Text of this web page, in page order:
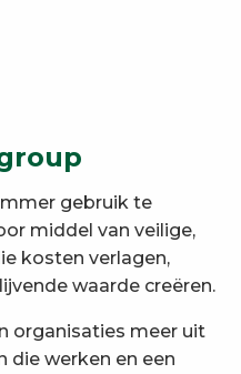
gebruik te
middel van veilige,
kosten verlagen,
waarde creëren.
organisaties meer uit
die werken en een